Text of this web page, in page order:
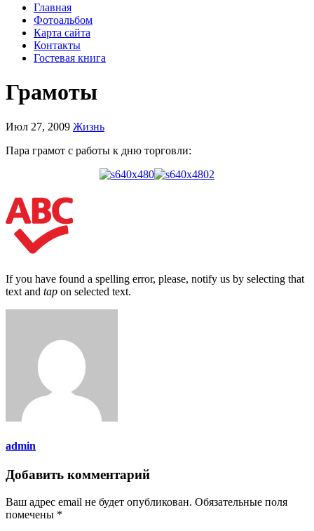
Главная
Фотоальбом
Карта сайта
Контакты
Гостевая книга
Грамоты
Июл 27, 2009 Жизнь
Пара грамот с работы к дню торговли:
If you have found a spelling error, please, notify us by selecting that
text and tap on selected text.
admin
Добавить комментарий
Ваш адрес email не будет опубликован. Обязательные поля
помечены *